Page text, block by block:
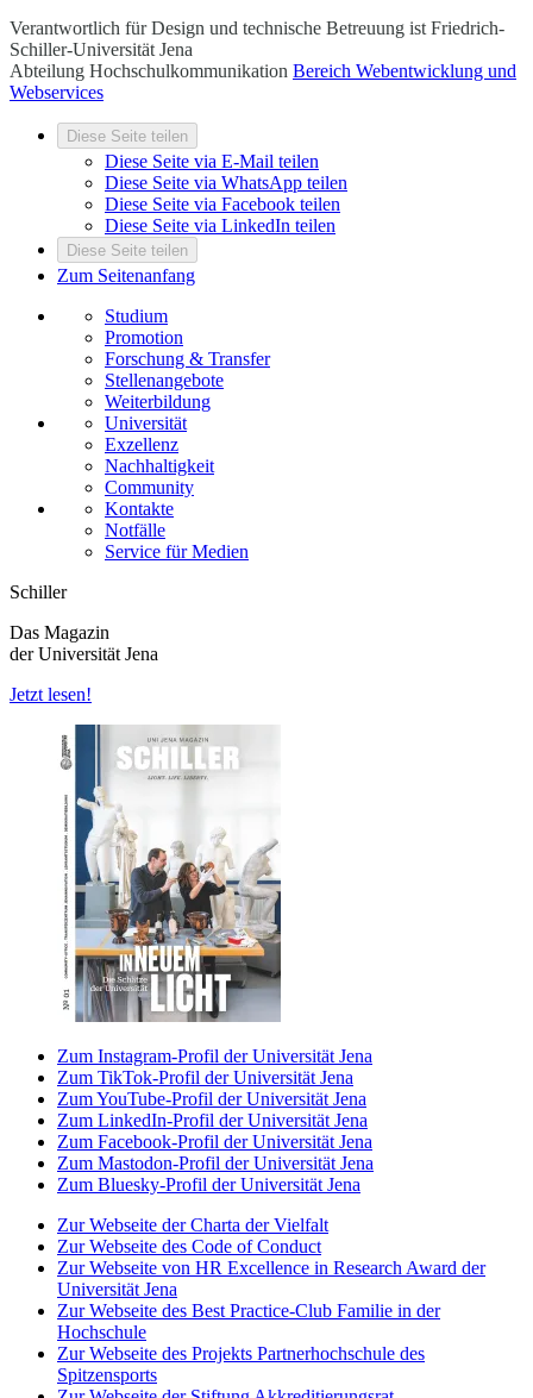
Verantwortlich für Design und technische Betreuung ist Friedrich-
Schiller-Universität Jena
Abteilung Hochschulkommunikation Bereich Webentwicklung und
Webservices
Diese Seite teilen
Diese Seite via E-Mail teilen
Diese Seite via WhatsApp teilen
Diese Seite via Facebook teilen
Diese Seite via LinkedIn teilen
Diese Seite teilen
Zum Seitenanfang
Studium
Promotion
Forschung & Transfer
Stellenangebote
Weiterbildung
Universität
Exzellenz
Nachhaltigkeit
Community
Kontakte
Notfälle
Service für Medien
Schiller
Das Magazin
der Universität Jena
Jetzt lesen!
Zum Instagram-Profil der Universität Jena
Zum TikTok-Profil der Universität Jena
Zum YouTube-Profil der Universität Jena
Zum LinkedIn-Profil der Universität Jena
Zum Facebook-Profil der Universität Jena
Zum Mastodon-Profil der Universität Jena
Zum Bluesky-Profil der Universität Jena
Zur Webseite der Charta der Vielfalt
Zur Webseite des Code of Conduct
Zur Webseite von HR Excellence in Research Award der
Universität Jena
Zur Webseite des Best Practice-Club Familie in der
Hochschule
Zur Webseite des Projekts Partnerhochschule des
Spitzensports